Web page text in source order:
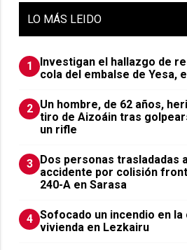
LO MÁS LEIDO
1
Investigan el hallazgo de
cola del embalse de Yesa,
2 Un hombre, de 62 años,
tiro de Aizoáin tras
un rifle
3
​Dos personas trasladadas
accidente por colisión
240-A en Sarasa
4 Sofocado un incendio en la
vivienda en Lezkairu